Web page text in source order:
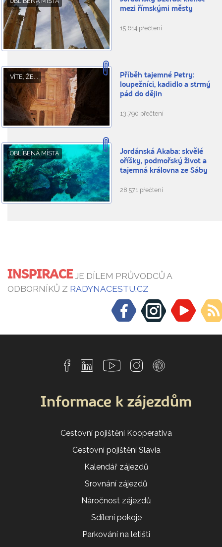
mezi římskými městy
15.614 přečtení
VÍTE, ŽE...
Příběh tajemné Petry:
loupežníci, kadidlo a strmý
pád do dějin
13.790 přečtení
OBLÍBENÁ MÍSTA
Jordánská Akaba: skvělé
oříšky, podmořský život a
tajemná královna ze Sáby
28.571 přečtení
INSPIRACEJE DÍLEM PRŮVODCŮ A
ODBORNÍKŮ Z RADYNACESTU.CZ
Informace k zájezdům
Cestovní pojištění Kooperativa
Cestovní pojištění Slavia
Kalendář zájezdů
Srovnání zájezdů
Náročnost zájezdů
Sdílení pokoje
Parkování na letišti